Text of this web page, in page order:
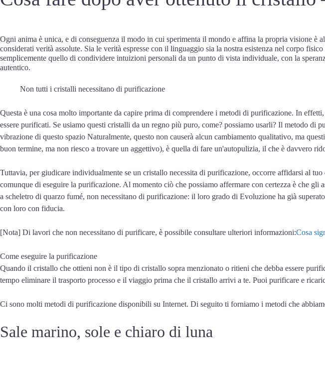
Ogni anima è unica, e di conseguenza il modo in cui sperimenta il mondo e affina la propria visione è
considerati verità assolute. Sia le verità espresse con il linguaggio sia la nostra esistenza nel corpo
semplicemente quello di condividere intuizioni personali da un punto di vista individuale, con la
autentico.
Non tutti i cristalli necessitano di purificazione
Questa è una cosa molto importante da capire prima di comprendere i metodi di purificazione. In
essere purificati. Se usiamo questi cristalli da un regno più puro, come? possiamo usarli? Il metodo
vibrazione di questo spazio Naturalmente, questo non causerà alcun cambiamento qualitativo, ma
buon termine, ma non riesco a trovare un aggettivo), è quella di fare un'autopulizia, il che è davvero
Tuttavia, per giudicare individualmente se un cristallo necessita di purificazione, occorre affidarsi al
comunque di eseguire la purificazione. Al momento ciò che possiamo affermare con certezza è che
a scheletro di quarzo fumé, non necessitano di purificazione: il loro grado di Evoluzione ha già
con loro con fiducia.
[Nota] Di lavori che non necessitano di purificare, è possibile consultare ulteriori informazioni:Cosa
Come eseguire la purificazione
Quando il cristallo che ottieni non è il tipo di cristallo sopra menzionato o ritieni che debba essere
tempo eliminare il trasporto processo e il viaggio prima che il cristallo arrivi a te. Puoi purificare e
Ci sono molti metodi di purificazione disponibili su Internet. Di seguito ti forniamo i metodi che
Sale marino, sole e chiaro di luna